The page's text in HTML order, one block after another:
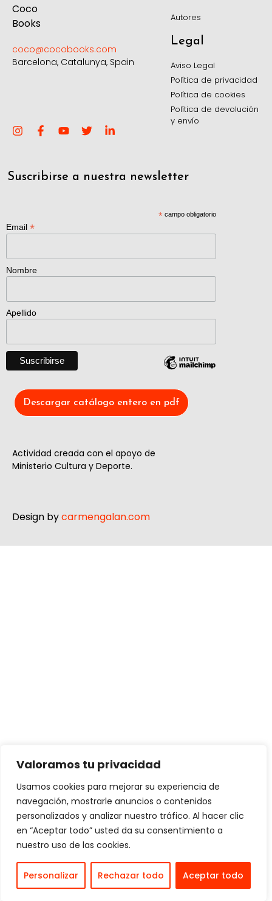
Valoramos tu privacidad
Usamos cookies para mejorar su experiencia de
navegación, mostrarle anuncios o contenidos
personalizados y analizar nuestro tráfico. Al hacer clic
en “Aceptar todo” usted da su consentimiento a
nuestro uso de las cookies.
Personalizar Rechazar todo Aceptar todo
coco@cocobooks.com
Barcelona, Catalunya, Spain
Autores
Legal
Aviso Legal
Política de privacidad
Política de cookies
Política de devolución
y envío
Suscribirse a nuestra newsletter
*campo obligatorio
Email *
Nombre
Apellido
Descargar catálogo entero en pdf
Actividad creada con el apoyo de
Ministerio Cultura y Deporte.
Design bycarmengalan.com